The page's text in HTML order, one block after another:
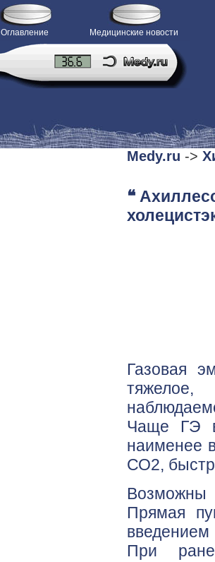
Оглавление Медицинские новости
Medy.ru ->
❝
Газовая
Чаще ГЭ
наименее
СО2,
Возможны
Прямая
При